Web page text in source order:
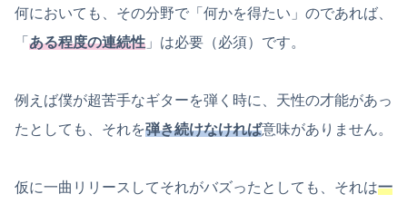
何においても、その分野で「何かを得たい」のであれば、
「 ある程度の連続性 」は必要（必須）です。
例えば僕が超苦手なギターを弾く時に、天性の才能があっ
たとしても、それを弾き続けなければ意味がありません。
仮に一曲リリースしてそれがバズったとしても、それは一